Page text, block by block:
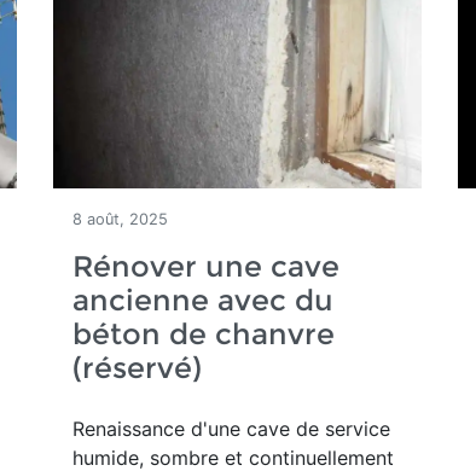
8 août, 2025
Rénover une cave
ancienne avec du
béton de chanvre
(réservé)
Renaissance d'une cave de service
humide, sombre et continuellement